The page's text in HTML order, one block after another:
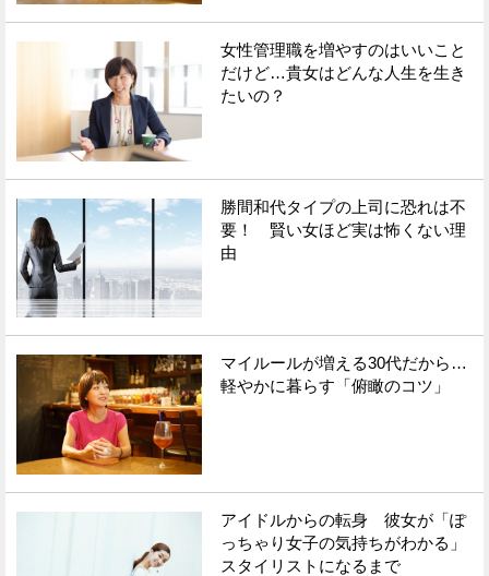
女性管理職を増やすのはいいこと
だけど…貴女はどんな人生を生き
たいの？
勝間和代タイプの上司に恐れは不
要！ 賢い女ほど実は怖くない理
由
マイルールが増える30代だから…
軽やかに暮らす「俯瞰のコツ」
アイドルからの転身 彼女が「ぽ
っちゃり女子の気持ちがわかる」
スタイリストになるまで